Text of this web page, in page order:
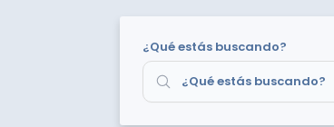
¿Qué estás buscando?